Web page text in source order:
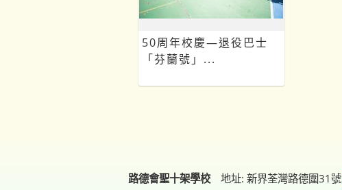
50周年校慶—退役巴士
「芬蘭號」...
路德會聖十架學校 地址: 新界荃灣路德圍31號